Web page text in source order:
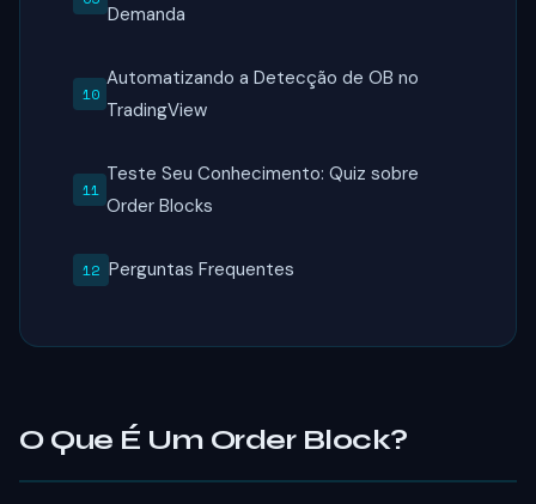
Demanda
Automatizando a Detecção de OB no
TradingView
Teste Seu Conhecimento: Quiz sobre
Order Blocks
Perguntas Frequentes
O Que É Um Order Block?